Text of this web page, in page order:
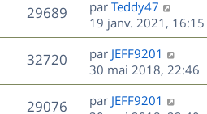
s
n
i
e
r
m
e
s
29689V
u
D
e
r
n
i
e
r
par Teddy47
19 janv. 2021, 16:15
32720V
u
D
e
r
n
par JEFF9201
30 mai 2018, 22:46
29076V
D
par JEFF9201